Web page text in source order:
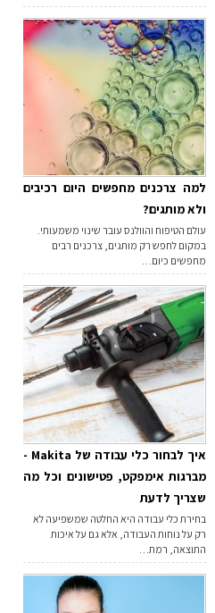
למה צרכנים מחפשים היום רכיבים
ולא מותגים?
עולם הטיפוח והוולנס עובר שינוי משמעותי.
במקום לחפש רק מותגים, צרכנים רבים
מחפשים כיום…
איך לבחור כלי עבודה של Makita -
מברגות אימפקט, פטישונים וכל מה
שצריך לדעת
בחירת כלי עבודה היא החלטה שמשפיעה לא
רק על נוחות העבודה, אלא גם על איכות
התוצאה, רמת…